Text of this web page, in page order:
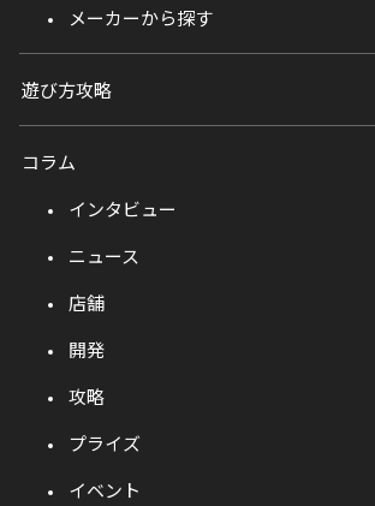
メーカーから探す
遊び方攻略
コラム
インタビュー
ニュース
店舗
開発
攻略
プライズ
イベント